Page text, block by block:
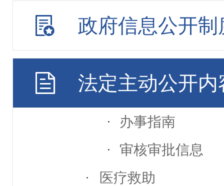
政府信息公开制
法定主动公开内
特困人员救助供养
标准依据
办事指南
审核审批信息
医疗救助